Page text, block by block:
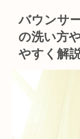
バウンサ
の洗い方
やすく解